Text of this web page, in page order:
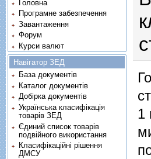
1
Головна
Програмне забезпечення
Завантаження
Форум
Курси валют
Навігатор ЗЕД
База документів
Каталог документів
Добірка документів
Українська класифікація
товарів ЗЕД
Єдиний список товарів
подвійного використання
Класифікаційні рішення
ДМСУ